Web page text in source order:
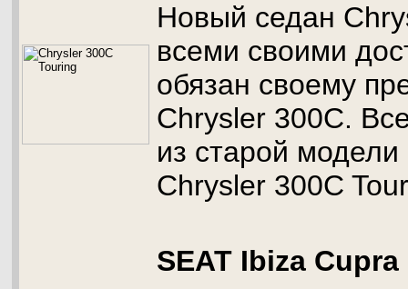
Новый седан
всеми своими
обязан своему
Chrysler 300С.
из старой
Chrysler 300C
SEAT Ibiza Cupra